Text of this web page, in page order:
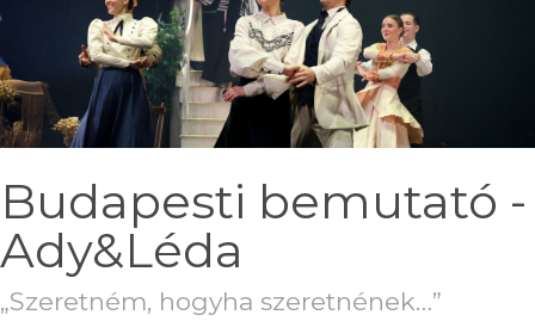
Budapesti bemutató -
Ady&Léda
„Szeretném, hogyha szeretnének…”